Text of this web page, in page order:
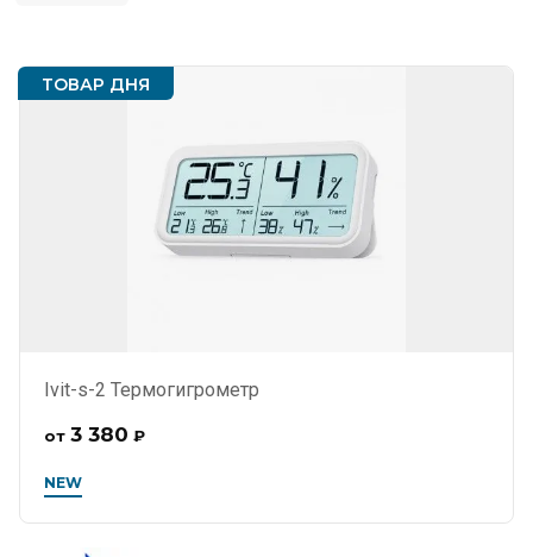
ТОВАР ДНЯ
Ivit-s-2 Термогигрометр
NEW
от 3 380 ₽